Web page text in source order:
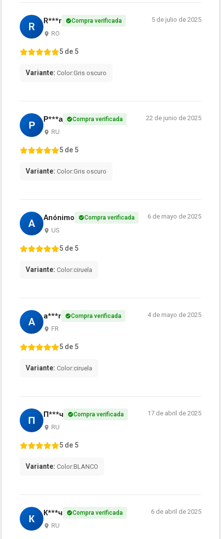
R R***r Compra verificada
RO
5 de julio de 2025
5 de 5
Variante: Color:Gris oscuro
Р Р***а Compra verificada
RU
22 de junio de 2025
5 de 5
Variante: Color:Gris oscuro
A Anónimo Compra verificada
US
6 de mayo de 2025
5 de 5
Variante: Color:ciruela
A a***r Compra verificada
FR
4 de mayo de 2025
5 de 5
Variante: Color:ciruela
П П***ч Compra verificada
RU
17 de abril de 2025
5 de 5
Variante: Color:BLANCO
К К***ч Compra verificada
RU
6 de abril de 2025